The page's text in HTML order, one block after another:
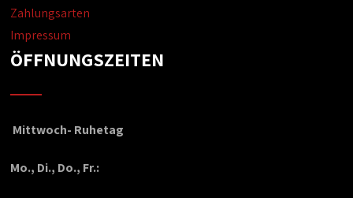
Zahlungsarten
Impressum
ÖFFNUNGSZEITEN
Mittwoch- Ruhetag
Mo., Di., Do., Fr.: